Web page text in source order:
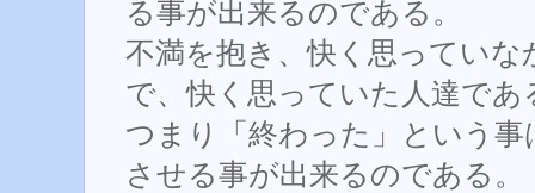
る事が出来るのである。
不満を抱き、快く思っていな
で、快く思っていた人達であ
つまり「終わった」という
させる事が出来るのである。